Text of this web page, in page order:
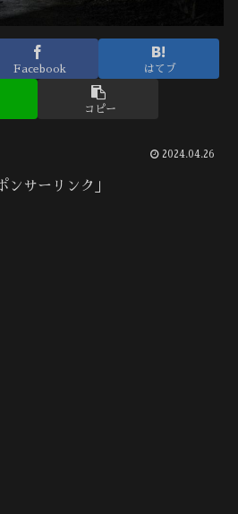
Facebook はてブ
コピー
2024.04.26
ンサーリンク」